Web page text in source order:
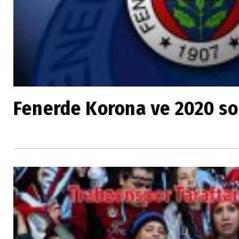
Fenerde Korona ve 2020